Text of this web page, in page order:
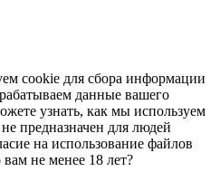
cookie для сбора информации
данные вашего
узнать, как мы используем
предназначен для людей
на использование файлов
не менее 18 лет?